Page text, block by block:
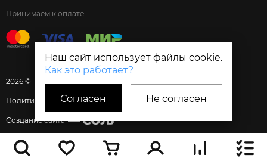
Наш сайт использует файлы cookie.
Как это работает?
Согласен Не согласен
Принимаем к оплате:
2026 © Торговый дом «Электрум»
Политика и Согласия
Создание сайта